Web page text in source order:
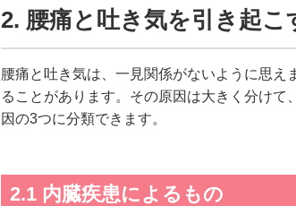
2. 腰痛と吐き気を引き起こ
腰痛と吐き気は、一見関係がないように思え
ることがあります。その原因は大きく分けて
因の3つに分類できます。
2.1 内臓疾患によるもの